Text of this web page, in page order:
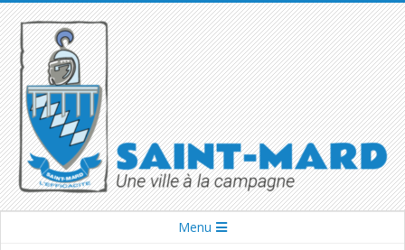
Skip
to
content
SAINT-
Menu